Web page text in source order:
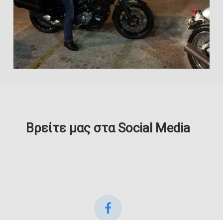
Βρείτε μας στα Social Media